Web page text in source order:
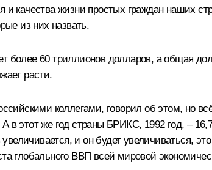
и качества жизни простых граждан наших
из них назвать.
более 60 триллионов долларов, а общая
расти.
коллегами, говорил об этом, но
А в этот же год страны БРИКС, 1992 год, –
и он будет увеличиваться,
глобального ВВП всей мировой